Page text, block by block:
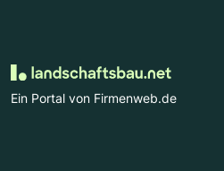
Ein Portal von Firmenweb.de